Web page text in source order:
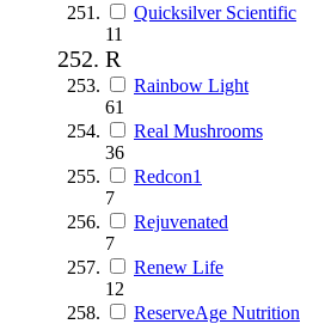
Quicksilver Scientific
11
R
Rainbow Light
61
Real Mushrooms
36
Redcon1
7
Rejuvenated
7
Renew Life
12
ReserveAge Nutrition